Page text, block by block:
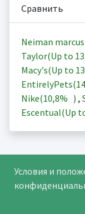
Сравнить
Neiman
Taylor(Up to
Macy's(Up to
EntirelyPets(
Nike(10,8% ) ,
Escentual(Up
Условия и